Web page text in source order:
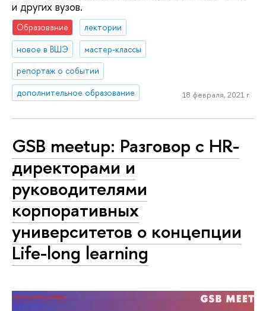
и других вузов.
Образование
лектории
новое в ВШЭ
мастер-классы
репортаж о событии
дополнительное образование
18 февраля, 2021 г.
GSB meetup: Разговор с HR-
директорами и
руководителями
корпоративных
университетов о концепции
Life-long learning